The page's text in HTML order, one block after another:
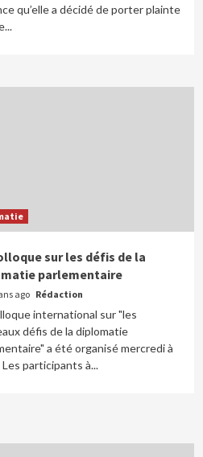
qu’elle a décidé de porter plainte
sur les défis de la
parlementaire
ago Rédaction
international sur "les
défis de la diplomatie
a été organisé mercredi à
participants à...